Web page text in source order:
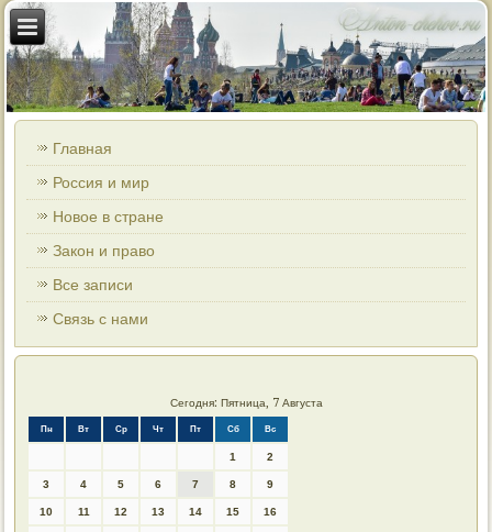
Главная
Россия и мир
Новое в стране
Закон и право
Все записи
Связь с нами
Сегодня: Пятница, 7 Августа
Пн Вт Ср Чт Пт Сб Вс
1 2
3 4 5 6 7 8 9
10 11 12 13 14 15 16